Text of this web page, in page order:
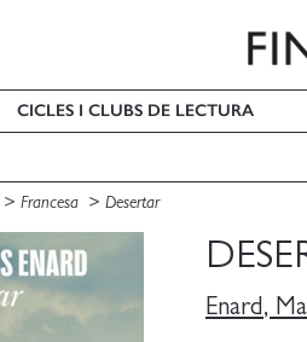
CICLES I CLUBS DE LECTURA
Francesa Desertar
Enard,